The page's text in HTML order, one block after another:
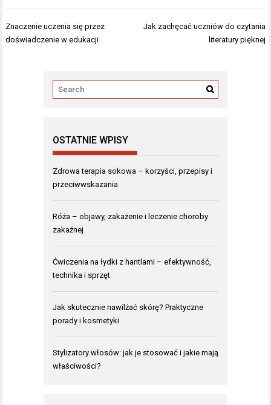
Nawigacja
wpisu
Znaczenie uczenia się przez
doświadczenie w edukacji
Jak zachęcać uczniów do czytania
literatury pięknej
OSTATNIE WPISY
Zdrowa terapia sokowa – korzyści, przepisy i
przeciwwskazania
Róża – objawy, zakażenie i leczenie choroby
zakaźnej
Ćwiczenia na łydki z hantlami – efektywność,
technika i sprzęt
Jak skutecznie nawilżać skórę? Praktyczne
porady i kosmetyki
Stylizatory włosów: jak je stosować i jakie mają
właściwości?